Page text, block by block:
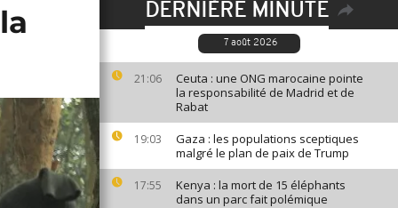
DERNIÈRE MINUTE
7 août 2026
21:06
Ceuta : une ONG marocaine pointe
la responsabilité de Madrid et de
Rabat
19:03
Gaza : les populations sceptiques
malgré le plan de paix de Trump
17:55
Kenya : la mort de 15 éléphants
dans un parc fait polémique